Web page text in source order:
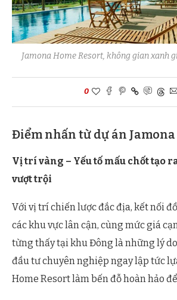
Jamona Home Resort, không gian xanh
0
Điểm nhấn từ dự án
Vị trí vàng – Yếu tố mấu chốt tạo
vượt trội
Với vị trí chiến lược đắc địa, kết nối
các khu vực lân cận, cùng mức giá
từng thấy tại khu Đông là những lý
đầu tư chuyên nghiệp ngay lập tức
Home Resort làm bến đỗ hoàn hảo